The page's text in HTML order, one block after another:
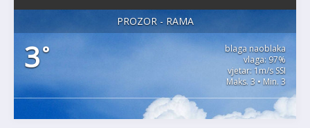
PROZOR - RAMA
3°
blaga naoblaka
vlaga: 97%
vjetar: 1m/s SSI
Maks. 3 • Min. 3